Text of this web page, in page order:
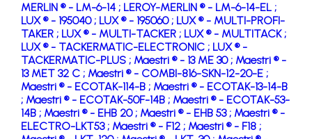
MERLIN ® - LM-6-14 ; LEROY-MERLIN ® - LM-6-14-EL ;
LUX ® - 195040 ; LUX ® - 195060 ; LUX ® - MULTI-PROFI-
TAKER ; LUX ® - MULTI-TACKER ; LUX ® - MULTITACK ;
LUX ® - TACKERMATIC-ELECTRONIC ; LUX ® -
TACKERMATIC-PLUS ; Maestri ® - 13 ME 30 ; Maestri ® -
13 MET 32 C ; Maestri ® - COMBI-816-SKN-12-20-E ;
Maestri ® - ECOTAK-114-B ; Maestri ® - ECOTAK-13-14-B
; Maestri ® - ECOTAK-50F-14B ; Maestri ® - ECOTAK-53-
14B ; Maestri ® - EHB 20 ; Maestri ® - EHB 53 ; Maestri ® -
ELECTRO-LKT53 ; Maestri ® - F12 ; Maestri ® - F18 ;